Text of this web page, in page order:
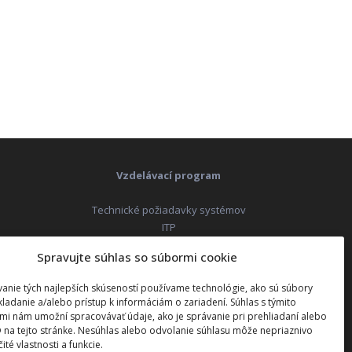
Spravujte súhlas so súbormi cookie
tých najlepších skúseností používame technológie, ako sú súbory
a/alebo prístup k informáciám o zariadení. Súhlas s týmito
nám umožní spracovávať údaje, ako je správanie pri prehliadaní alebo
na tejto stránke. Nesúhlas alebo odvolanie súhlasu môže nepriaznivo
vlastnosti a funkcie.
Vzdelávací program
Technické požiadavky systémov
ITP
ITS
Čerpanie NFP
Čerpanie grantu